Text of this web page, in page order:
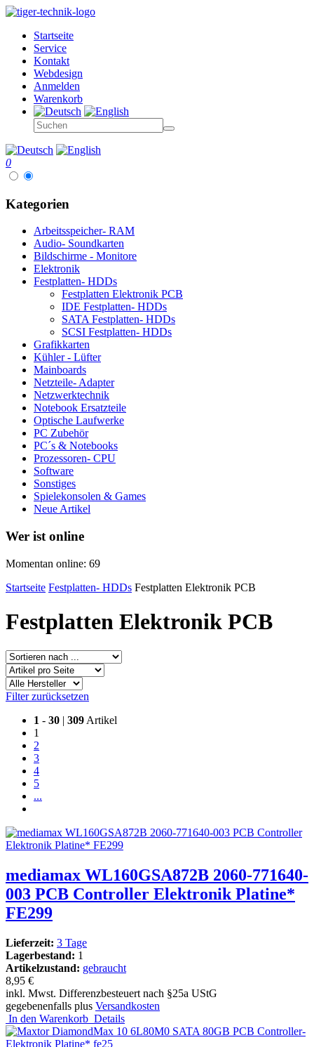
Startseite
Service
Kontakt
Webdesign
Anmelden
Warenkorb
0
Kategorien
Arbeitsspeicher- RAM
Audio- Soundkarten
Bildschirme - Monitore
Elektronik
Festplatten- HDDs
Festplatten Elektronik PCB
IDE Festplatten- HDDs
SATA Festplatten- HDDs
SCSI Festplatten- HDDs
Grafikkarten
Kühler - Lüfter
Mainboards
Netzteile- Adapter
Netzwerktechnik
Notebook Ersatzteile
Optische Laufwerke
PC Zubehör
PC´s & Notebooks
Prozessoren- CPU
Software
Sonstiges
Spielekonsolen & Games
Neue Artikel
Wer ist online
Momentan online: 69
Startseite Festplatten- HDDs Festplatten Elektronik PCB
Festplatten Elektronik PCB
Filter zurücksetzen
1 - 30 | 309 Artikel
1
2
3
4
5
...
mediamax WL160GSA872B 2060-771640-
003 PCB Controller Elektronik Platine*
FE299
Lieferzeit: 3 Tage
Lagerbestand: 1
Artikelzustand: gebraucht
8,95 €
inkl. Mwst. Differenzbesteuert nach §25a UStG
gegebenenfalls plus Versandkosten
In den Warenkorb Details